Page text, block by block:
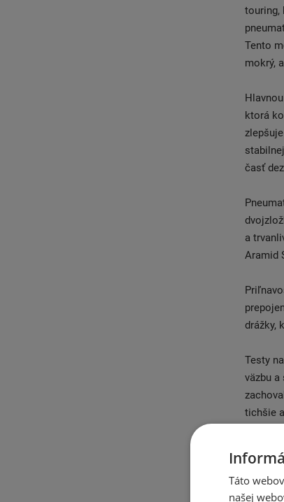
touring,
Tento
mokrý,
ktorá
časť
a
Aramid
drážky,
Testy
väzbu
tichšie
Anakee
Táto
našej